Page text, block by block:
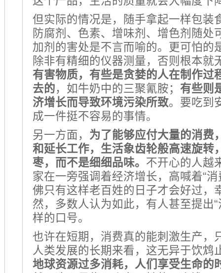
但实际的情况是，随手拿起一样包装
防腐剂、色素、增味剂、增色剂随处
加剂的害处是不言而喻的。更可怕的
除非有精细的仪器测量，否则根本就
有害物质，有些是贪婪的人在制作过
去的 ，如牛奶中的三聚氰胺； 有些则
济增长而导致环境污染所致。要吃到
成一件挺不容易的事情。
另一方面， 为了能够应付大量的消费
和延长工作，生活象齿轮般高速旋转
枣，而不是细细品味。 不开心的人越
家在一旁强调着经济增长，高喊着“
佛只有这样老百姓的日子才会好过，
然，多数人认为如此，有人甚至提出
样的口号。
也许在短期，消费真的能刺激生产，
人类发展的长期来看，这无异于饮鸩
地球资源过多消耗，人们享受生命的